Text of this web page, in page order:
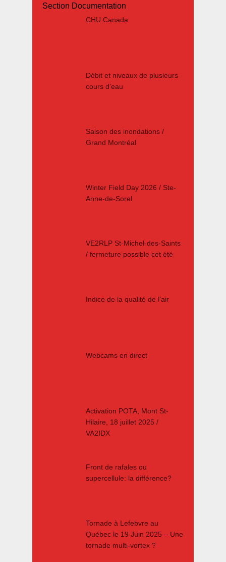
Section Documentation
CHU Canada
Débit et niveaux de plusieurs
cours d’eau
Saison des inondations /
Grand Montréal
Winter Field Day 2026 / Ste-
Anne-de-Sorel
VE2RLP St-Michel-des-Saints
/ fermeture possible cet été
Indice de la qualité de l’air
Webcams en direct
Activation POTA, Mont St-
Hilaire, 18 juillet 2025 /
VA2IDX
Front de rafales ou
supercellule: la différence?
Tornade à Lefebvre au
Québec le 19 Juin 2025 – Une
tornade multi-vortex ?